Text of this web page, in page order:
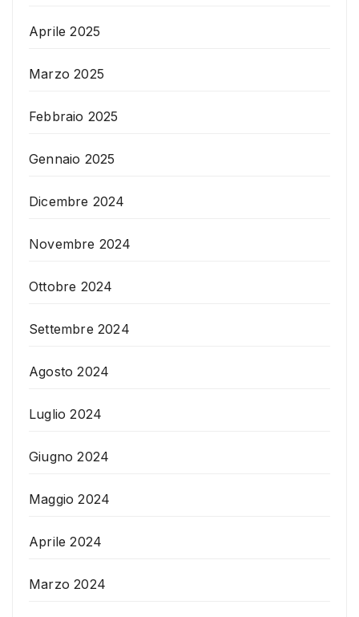
Aprile 2025
Marzo 2025
Febbraio 2025
Gennaio 2025
Dicembre 2024
Novembre 2024
Ottobre 2024
Settembre 2024
Agosto 2024
Luglio 2024
Giugno 2024
Maggio 2024
Aprile 2024
Marzo 2024